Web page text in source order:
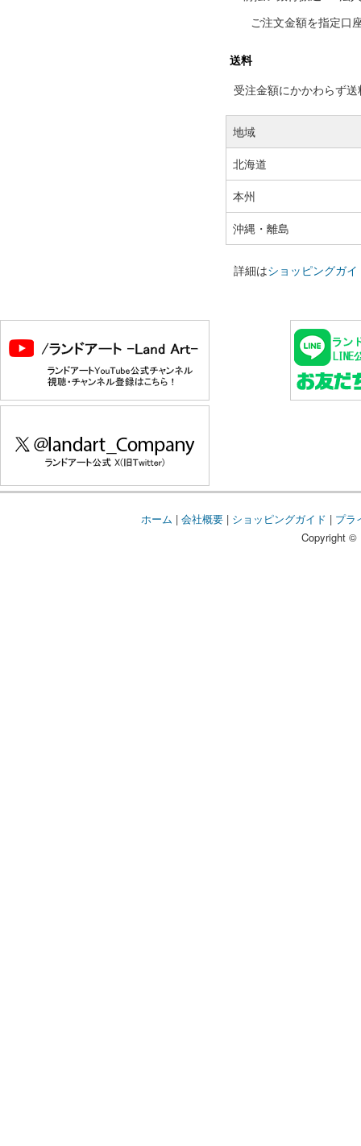
ご注文金額を指定口
送料
受注金額にかかわらず
地域
北海道
本州
沖縄・離島
詳細はショッピングガイ
ホーム | 会社概要| ショッピングガイド | プラ
Copyright ©